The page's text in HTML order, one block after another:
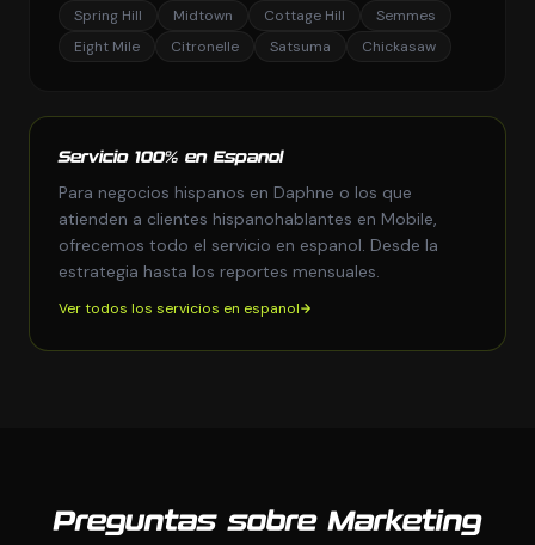
Spring Hill
Midtown Cottage Hill
Semmes
Eight Mile
Citronelle Satsuma Chickasaw
Servicio 100% en Espanol
Para negocios hispanos en Daphne o los que
atienden a clientes hispanohablantes en Mobile,
ofrecemos todo el servicio en espanol. Desde la
estrategia hasta los reportes mensuales.
Ver todos los servicios en espanol
Preguntas sobre Marketing